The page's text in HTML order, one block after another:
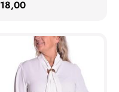
18,00